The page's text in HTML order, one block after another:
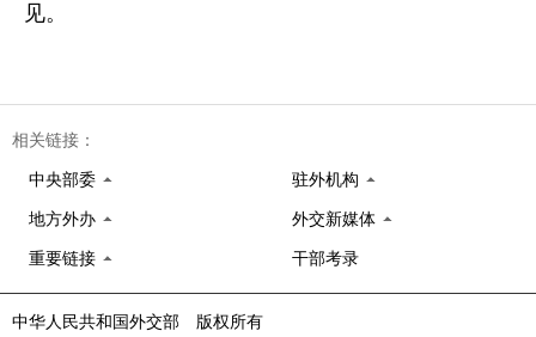
见。
相关链接：
中央部委 驻外机构
地方外办 外交新媒体
重要链接 干部考录
中华人民共和国外交部 版权所有